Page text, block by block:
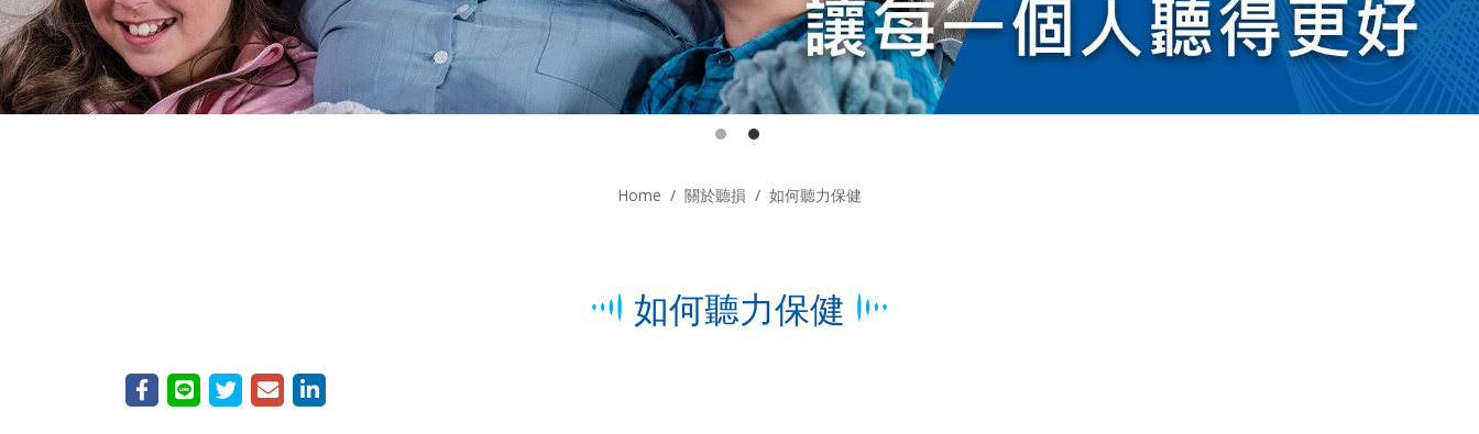
Home 關於聽損 如何聽力保健
如何聽力保健